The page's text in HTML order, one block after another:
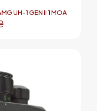
UH-1 GEN II 1 MOA